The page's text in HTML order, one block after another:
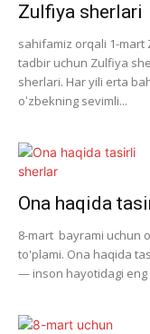
Zulfiya sherlari
sahifamiz orqali 1-
tadbir uchun Zulfiya
sherlari. Har yili erta
oʻzbekning sevimli...
Ona haqida
8-mart bayrami uchun
to'plami. Ona haqida
— inson hayotidagi eng